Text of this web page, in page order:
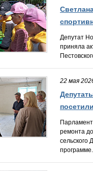
Администрации
Комитета культуры и
Губернатора
письмом
ассоциации
взрослых детей и три внука.
Депутат
приняла
22 мая
ремонта
сельского